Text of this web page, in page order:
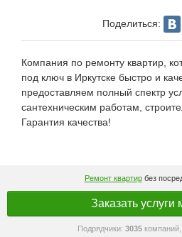
Поделиться:
Компания по ремонту квартир,
под ключ в Иркутске быстро и
предоставляем полный спектр
сантехническим работам,
Гарантия качества!
Ремонт квартирбез
Заказать услуги
Подрядчики: 3035 компаний,